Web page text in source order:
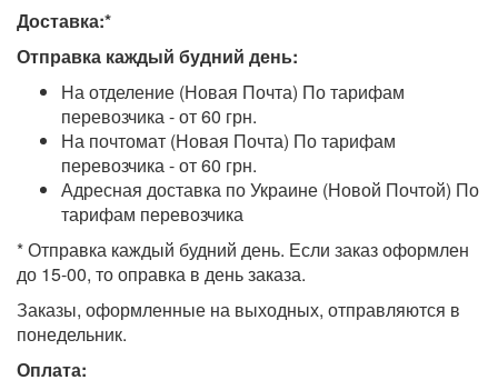
Доставка:*
Отправка каждый будний день:
На отделение (Новая Почта) По тарифам
перевозчика - от 60 грн.
На почтомат (Новая Почта) По тарифам
перевозчика - от 60 грн.
Адресная доставка по Украине (Новой Почтой) По
тарифам перевозчика
* Отправка каждый будний день. Если заказ оформлен
до 15-00, то оправка в день заказа.
Заказы, оформленные на выходных, отправляются в
понедельник.
Оплата: